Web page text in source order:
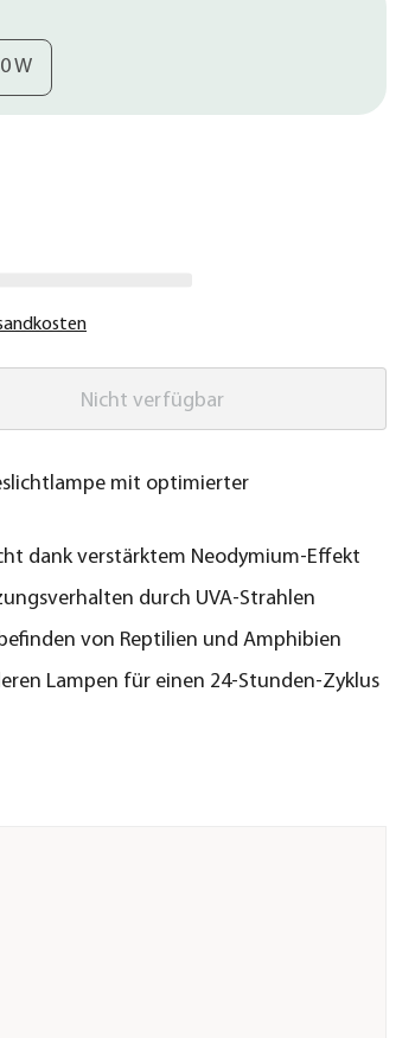
W
Nicht verfügbar
mit optimierter
dank verstärktem Neodymium-Effekt
durch UVA-Strahlen
von Reptilien und Amphibien
Lampen für einen 24-Stunden-Zyklus